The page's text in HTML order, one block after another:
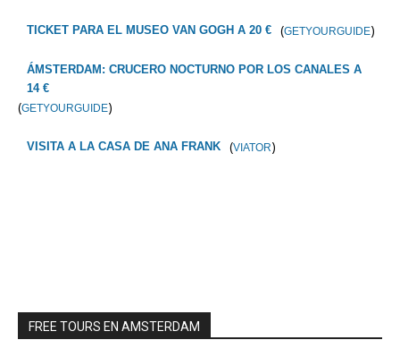
TICKET PARA EL MUSEO VAN GOGH A 20 € (GETYOURGUIDE)
ÁMSTERDAM: CRUCERO NOCTURNO POR LOS CANALES A
14 €
(GETYOURGUIDE)
VISITA A LA CASA DE ANA FRANK (VIATOR)
FREE TOURS EN AMSTERDAM